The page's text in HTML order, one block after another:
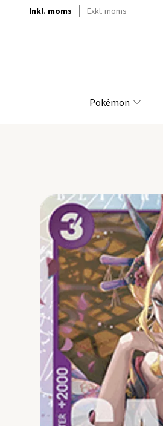
Inkl. moms Exkl. moms
Pokémon